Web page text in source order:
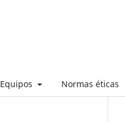
Equipos Normas éticas